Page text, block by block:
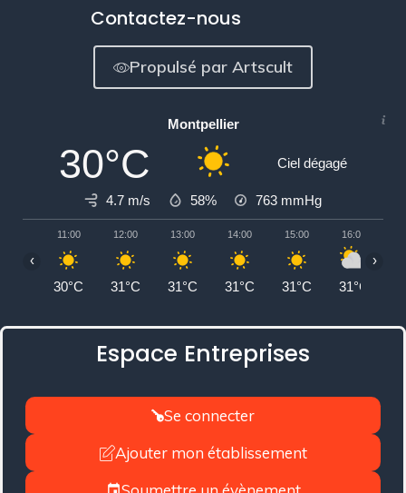
Contactez-nous
Propulsé par Artscult
Montpellier
30°C Ciel dégagé
4.7 m/s 58% 763 mmHg
11:00
30°C
12:00
31°C
13:00
31°C
14:00
31°C
15:00
31°C
16:00
31°C
‹ ›
Espace Entreprises
Se connecter
Ajouter mon établissement